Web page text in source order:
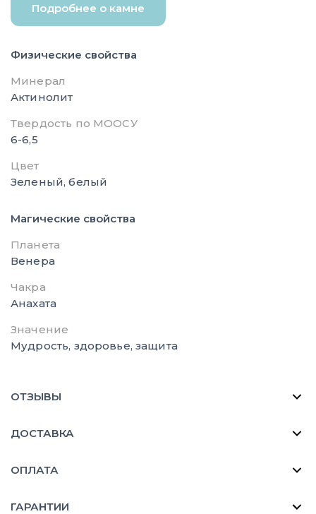
Подробнее о камне
Физические свойства
Минерал
Актинолит
Твердость по МООСУ
6-6,5
Цвет
Зеленый, белый
Магические свойства
Планета
Венера
Чакра
Анахата
Значение
Мудрость, здоровье, защита
ОТЗЫВЫ
ДОСТАВКА
ОПЛАТА
ГАРАНТИИ